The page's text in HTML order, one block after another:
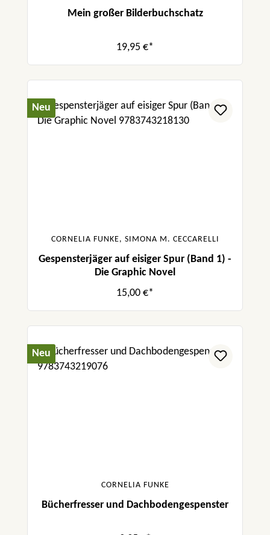
Mein großer Bilderbuchschatz
19,95 €*
Neu
CORNELIA FUNKE, SIMONA M. CECCARELLI
Gespensterjäger auf eisiger Spur (Band 1) -
Die Graphic Novel
15,00 €*
Neu
CORNELIA FUNKE
Bücherfresser und Dachbodengespenster